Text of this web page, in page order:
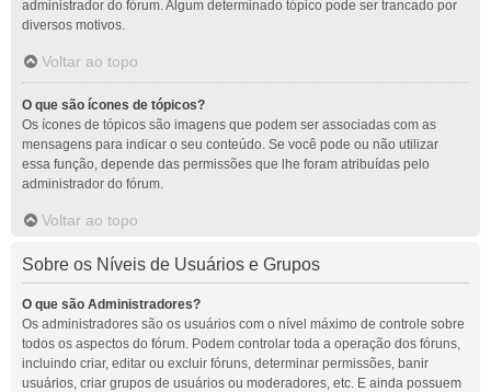
administrador do fórum. Algum determinado tópico pode ser trancado por
diversos motivos.
Voltar ao topo
O que são ícones de tópicos?
Os ícones de tópicos são imagens que podem ser associadas com as
mensagens para indicar o seu conteúdo. Se você pode ou não utilizar
essa função, depende das permissões que lhe foram atribuídas pelo
administrador do fórum.
Voltar ao topo
Sobre os Níveis de Usuários e Grupos
O que são Administradores?
Os administradores são os usuários com o nível máximo de controle sobre
todos os aspectos do fórum. Podem controlar toda a operação dos fóruns,
incluindo criar, editar ou excluir fóruns, determinar permissões, banir
usuários, criar grupos de usuários ou moderadores, etc. E ainda possuem